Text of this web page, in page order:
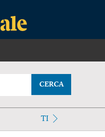
CERCA
TI